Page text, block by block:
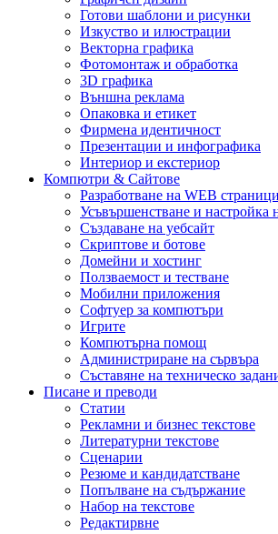
Готови шаблони и рисунки
Изкуство и илюстрации
Векторна графика
Фотомонтаж и обработка
3D графика
Външна реклама
Опаковка и етикет
Фирмена идентичност
Презентации и инфографика
Интериор и екстериор
Компютри & Сайтове
Разработване на WEB страници
Усъвършенстване и настройка
Създаване на уебсайт
Скриптове и ботове
Домейни и хостинг
Ползваемост и тестване
Мобилни приложения
Софтуер за компютъри
Игрите
Компютърна помощ
Администриране на сървъра
Съставяне на техническо
Писане и преводи
Статии
Рекламни и бизнес текстове
Литературни текстове
Сценарии
Резюме и кандидатстване
Попълване на съдържание
Набор на текстове
Редактирвне